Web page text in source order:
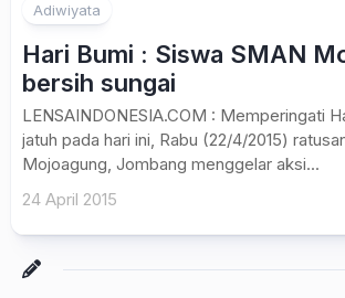
Adiwiyata
Hari Bumi : Siswa SMAN
bersih sungai
LENSAINDONESIA.COM : Memperingati
jatuh pada hari ini, Rabu (22/4/2015)
Mojoagung, Jombang menggelar aksi...
24 April 2015